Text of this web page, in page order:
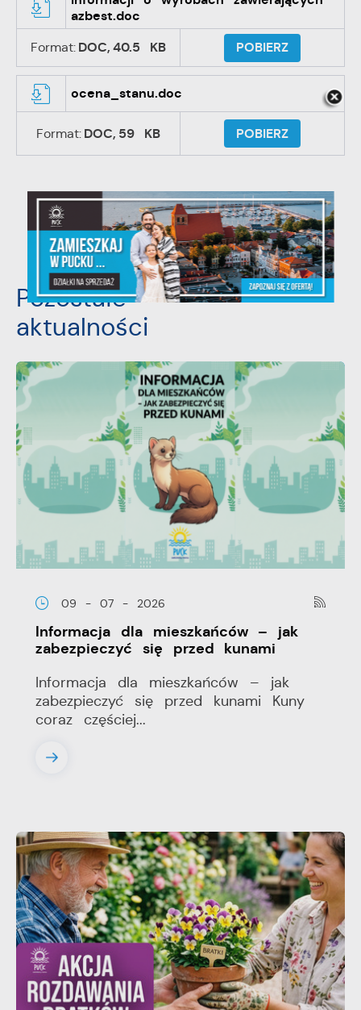
azbest.doc
Format: DOC, 40.5 KB POBIERZ
ocena_stanu.doc
Format: DOC, 59 KB POBIERZ
POWRÓT UDOSTĘPNIJ
POPRZEDNI NASTĘPNY
Pozostałe
aktualności
09 - 07 - 2026
Informacja dla mieszkańców – jak
zabezpieczyć się przed kunami
Informacja dla mieszkańców – jak
zabezpieczyć się przed kunami Kuny
coraz częściej...